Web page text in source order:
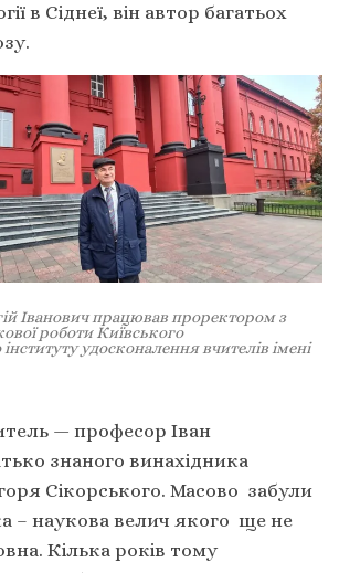
в Сіднеї, він автор багатьох
Іванович працював проректором з
роботи Київського
удосконалення вчителів імені
— професор Іван
знаного винахідника
Сікорського. Масово забули
– наукова велич якого ще не
Кілька років тому